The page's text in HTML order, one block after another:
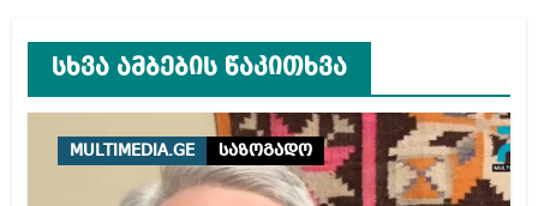
სხვა ამბების წაკითხვა
MULTIMEDIA.GE საზოგადო